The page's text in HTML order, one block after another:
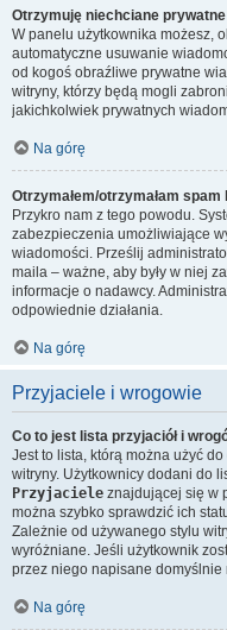
Otrzymuję niechciane
W panelu użytkownika możesz,
automatyczne usuwanie
od kogoś obraźliwe prywatne
witryny, którzy będą mogli
jakichkolwiek prywatnych
Na górę
Otrzymałem/otrzymałam
Przykro nam z tego powodu.
zabezpieczenia umożliwiające
wiadomości. Prześlij
maila – ważne, aby były w niej
informacje o nadawcy.
odpowiednie działania.
Na górę
Przyjaciele i wrogowie
Co to jest lista przyjaciół i
Jest to lista, którą można użyć
witryny. Użytkownicy dodani do
Przyjaciele znajdującej się w
można szybko sprawdzić ich
Zależnie od używanego stylu
wyróżniane. Jeśli użytkownik
przez niego napisane
Na górę